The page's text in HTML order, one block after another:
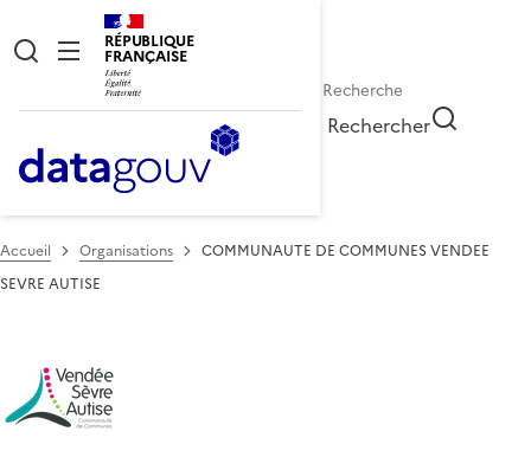
RÉPUBLIQUE
FRANÇAISE
Rechercher
Accueil Organisations
COMMUNAUTE DE COMMUNES VENDEE
SEVRE AUTISE